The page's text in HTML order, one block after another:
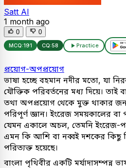
Satt AI
1 month ago
0 0
MCQ:191 CQ:58 Practice
প্রয়োগ-অপপ্রয়োগ
ভাষা হচ্ছে বহমান নদীর মতো, যা
যৌক্তিক পরিবর্তনের মধ্য দিয়ে। তাই
তথা অপপ্রয়োগ থেকে মুক্ত থাকার
পরিপূর্ণ জ্ঞান। ইংরেজ সময়কালের বা
যেমন একালে অচল, তেমনি ইংরেজ-
এমন কি আশি বা নব্বই দশকের
পরিত্যক্ত হয়েছে।
বাংলা পৃথিবীর একটি মর্যাদাসম্পন্ন